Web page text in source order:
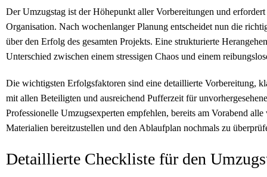
Der Umzugstag ist der Höhepunkt aller Vorbereitungen und
Organisation. Nach wochenlanger Planung entscheidet nun die
über den Erfolg des gesamten Projekts. Eine strukturierte
Unterschied zwischen einem stressigen Chaos und einem
Die wichtigsten Erfolgsfaktoren sind eine detaillierte Vorbereitung,
mit allen Beteiligten und ausreichend Pufferzeit für
Professionelle Umzugsexperten empfehlen, bereits am Vorabend
Materialien bereitzustellen und den Ablaufplan nochmals zu
Detaillierte Checkliste für den